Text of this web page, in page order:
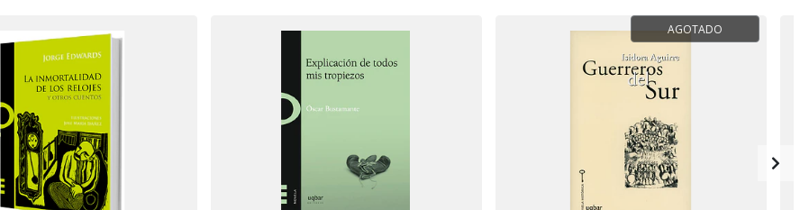
AGOTADO